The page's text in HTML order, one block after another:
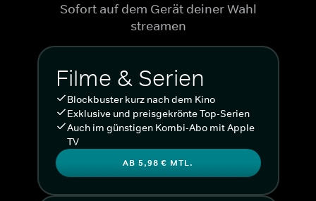
Sofort auf dem Gerät deiner Wahl
streamen
Filme & Serien
Blockbuster kurz nach dem Kino
Exklusive und preisgekrönte Top-Serien
Auch im günstigen Kombi-Abo mit Apple
TV
AB 5,98 € MTL.